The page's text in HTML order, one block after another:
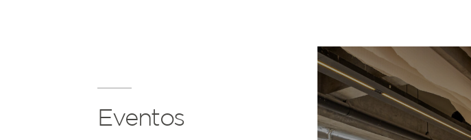
Eventos